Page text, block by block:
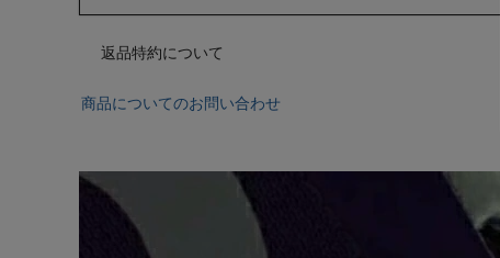
返品特約について
商品についてのお問い合わせ